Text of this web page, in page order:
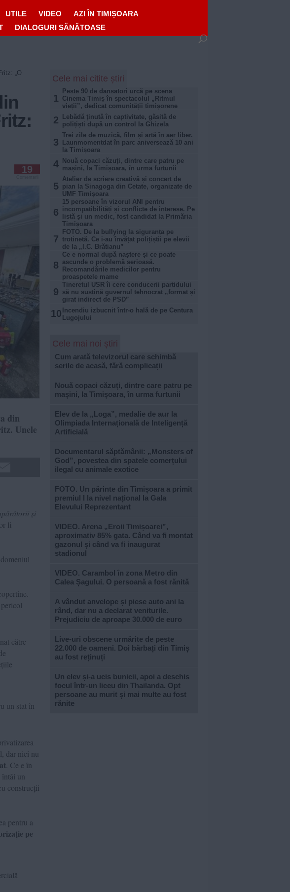
UTILE VIDEO
AZI ÎN TIMIȘOARA
DIALOGURI SĂNĂTOASE
„O
19
din
Unele
și
fi
către
un stat în
dar nici nu
. Ce e în
un
construcții
pentru a
pe
Cele mai citite știri
1
Peste 90 de dansatori urcă pe scena
Cinema Timiș în spectacolul „Ritmul
vieții”, dedicat comunității timișorene
2
Lebădă ținută în captivitate, găsită de
polițiști după un control la Ghizela
3
Trei zile de muzică, film și artă în aer liber.
Launmomentdat în parc aniversează 10 ani
la Timișoara
4
Nouă copaci căzuți, dintre care patru pe
mașini, la Timișoara, în urma furtunii
5
Atelier de scriere creativă și concert de
pian la Sinagoga din Cetate, organizate de
UMF Timișoara
6
15 persoane în vizorul ANI pentru
incompatibilități și conflicte de interese. Pe
listă și un medic, fost candidat la Primăria
Timișoara
7
FOTO. De la bullying la siguranța pe
trotinetă. Ce i-au învățat polițiștii pe elevii
de la „I.C. Brătianu”
8
Ce e normal după naștere și ce poate
ascunde o problemă serioasă.
Recomandările medicilor pentru
proaspetele mame
9
Tineretul USR îi cere conducerii partidului
să nu susțină guvernul tehnocrat „format și
girat indirect de PSD”
10 Incendiu izbucnit într-o hală de pe Centura
Lugojului
Cele mai noi știri
Cum arată televizorul care schimbă
serile de acasă, fără complicații
Nouă copaci căzuți, dintre care patru pe
mașini, la Timișoara, în urma furtunii
Elev de la „Loga”, medalie de aur la
Olimpiada Internațională de Inteligență
Artificială
Documentarul săptămânii: „Monsters of
God”, povestea din spatele comerțului
ilegal cu animale exotice
FOTO. Un părinte din Timișoara a primit
premiul I la nivel național la Gala
Elevului Reprezentant
VIDEO. Arena „Eroii Timișoarei”,
aproximativ 85% gata. Când va fi montat
gazonul și când va fi inaugurat
stadionul
VIDEO. Carambol în zona Metro din
Calea Șagului. O persoană a fost rănită
A vândut anvelope și piese auto ani la
rând, dar nu a declarat veniturile.
Prejudiciu de aproape 30.000 de euro
Live-uri obscene urmărite de peste
22.000 de oameni. Doi bărbați din Timiș
au fost reținuți
Un elev și-a ucis bunicii, apoi a deschis
focul într-un liceu din Thailanda. Opt
persoane au murit și mai multe au fost
rănite